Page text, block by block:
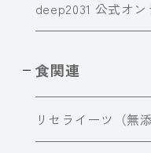
deep2031 公式オ
食関連
リセライーツ（無